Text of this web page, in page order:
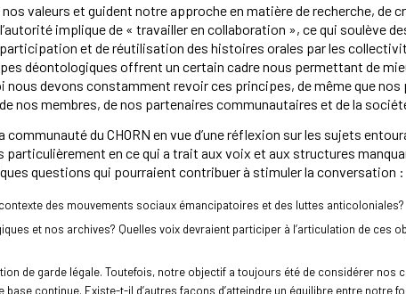
valeurs et guident notre approche en matière de recherche, de
implique de « travailler en collaboration », ce qui soulève
participation et de réutilisation des histoires orales par les
déontologiques offrent un certain cadre nous permettant de
nous devons constamment revoir ces principes, de même que
nos membres, de nos partenaires communautaires et de la
du CHORN en vue d’une réflexion sur les sujets
en ce qui a trait aux voix et aux structures
questions qui pourraient contribuer à stimuler la conversation :
des mouvements sociaux émancipatoires et des luttes anticoloniales?
et nos archives? Quelles voix devraient participer à l’articulation de ces
de garde légale. Toutefois, notre objectif a toujours été de considérer nos
continue. Existe-t-il d’autres façons d’atteindre un équilibre entre notre